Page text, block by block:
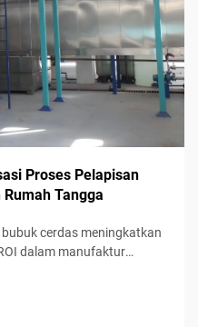
Proses Pelapisan
Tangga
cerdas meningkatkan
dalam manufaktur